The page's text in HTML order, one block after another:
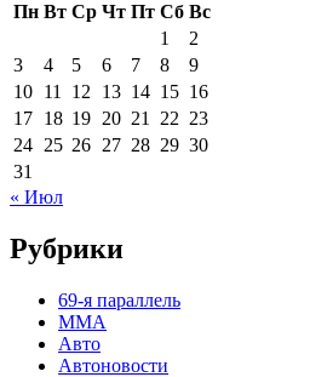
Пн Вт Ср Чт Пт Сб Вс
1
2
3
4 5 6 7 8
9
10 11 12 13 14 15 16
17 18 19 20 21 22 23
24 25 26 27 28 29 30
31
« Июл
Рубрики
69-я параллель
MMA
Авто
Автоновости